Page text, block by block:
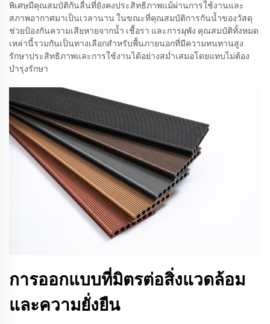
พิเศษมีคุณสมบัติกันลื่นที่ยังคงประสิทธิภาพแม้ผ่านการใช้งานและ
สภาพอากาศมาเป็นเวลานาน ในขณะที่คุณสมบัติการกันน้ำของวัสดุ
ช่วยป้องกันความเสียหายจากน้ำ เชื้อรา และการผุพัง คุณสมบัติทั้งหมด
เหล่านี้รวมกันเป็นทางเลือกสำหรับพื้นภายนอกที่มีความทนทานสูง
รักษาประสิทธิภาพและการใช้งานได้อย่างสม่ำเสมอโดยแทบไม่ต้อง
บำรุงรักษา
การออกแบบที่มิตรต่อสิ่งแวดล้อม
และความยั่งยืน